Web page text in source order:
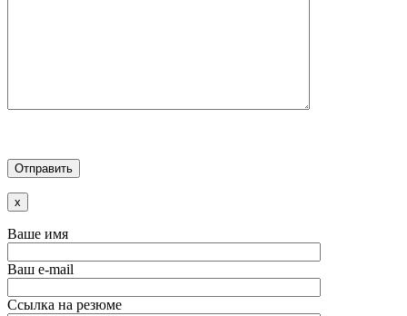
x
Ваше имя
Ваш e-mail
Ссылка на резюме